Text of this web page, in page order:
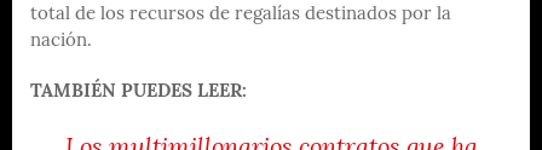
total de los recursos de regalías destinados por la
nación.
TAMBIÉN PUEDES LEER: